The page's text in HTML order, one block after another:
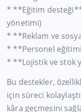
* **Eğitim
yönetimi)
* **Reklam ve
* **Personel
* **Lojistik ve stok
Bu destekler,
için süreci
kâra geçmesini